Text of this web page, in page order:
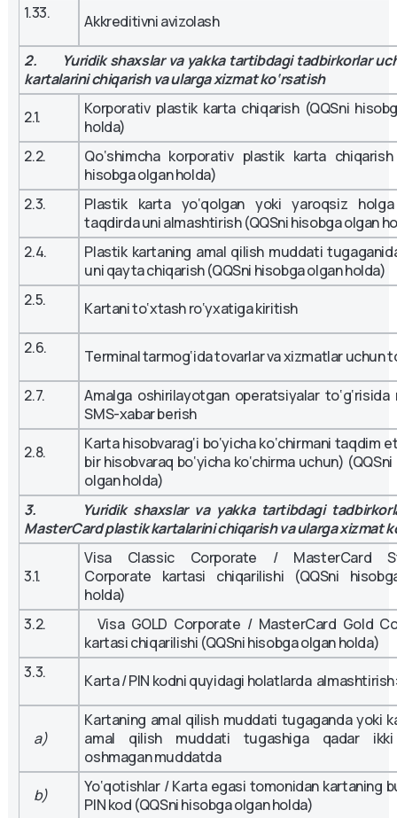
1.33.
Akkreditivni avizolash
2. Yuridik shaxslar va yakka tartibdagi tadbirkorlar
kartalarini chiqarish va ularga xizmat ko‘rsatish
2.1.
Korporativ plastik karta chiqarish (QQSni
holda)
2.2.
Qo‘shimcha korporativ plastik karta chiqarish
hisobga olgan holda)
2.3.
Plastik karta yo‘qolgan yoki yaroqsiz
taqdirda uni almashtirish (QQSni hisobga olgan
2.4.
Plastik kartaning amal qilish muddati
uni qayta chiqarish (QQSni hisobga olgan holda)
2.5.
Kartani to‘xtash ro‘yxatiga kiritish
2.6.
Terminal tarmog‘ida tovarlar va xizmatlar uchun
2.7.
Amalga oshirilayotgan operatsiyalar to‘g‘risida
SMS-xabar berish
2.8.
Karta hisobvarag‘i bo‘yicha ko‘chirmani taqdim
bir hisobvaraq bo‘yicha ko‘chirma uchun)
olgan holda)
3. Yuridik shaxslar va yakka tartibdagi
MasterCard plastik kartalarini chiqarish va ularga xizmat
3.1.
Visa Classic Corporate / MasterCard
Corporate kartasi chiqarilishi (QQSni
holda)
3.2.
Visa GOLD Corporate / MasterCard Gold
kartasi chiqarilishi (QQSni hisobga olgan holda)
3.3.
Karta / PIN kodni quyidagi holatlarda
a)
Kartaning amal qilish muddati tugaganda yoki
amal qilish muddati tugashiga qadar
oshmagan muddatda
b)
Yo‘qotishlar / Karta egasi tomonidan kartaning
PIN kod (QQSni hisobga olgan holda)